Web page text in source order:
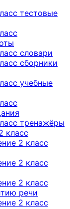
тестовые
словари
сборники
учебные
тренажёры
класс
2 класс
2 класс
2 класс
речи
2 класс